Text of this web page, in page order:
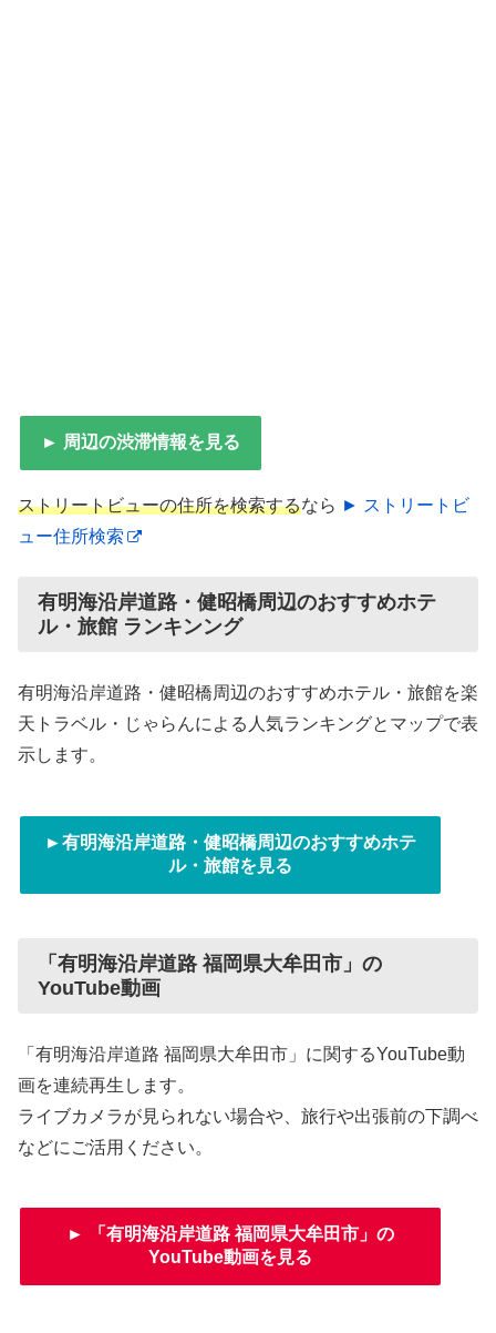
► 周辺の渋滞情報を見る
ストリートビューの住所を検索するなら ► ストリートビ
ュー住所検索
有明海沿岸道路・健昭橋周辺のおすすめホテ
ル・旅館 ランキンング
有明海沿岸道路・健昭橋周辺のおすすめホテル・旅館を楽
天トラベル・じゃらんによる人気ランキングとマップで表
示します。
►有明海沿岸道路・健昭橋周辺のおすすめホテ
ル・旅館を見る
「有明海沿岸道路 福岡県大牟田市」の
YouTube動画
「有明海沿岸道路 福岡県大牟田市」に関するYouTube動
画を連続再生します。
ライブカメラが見られない場合や、旅行や出張前の下調べ
などにご活用ください。
► 「有明海沿岸道路 福岡県大牟田市」の
YouTube動画を見る